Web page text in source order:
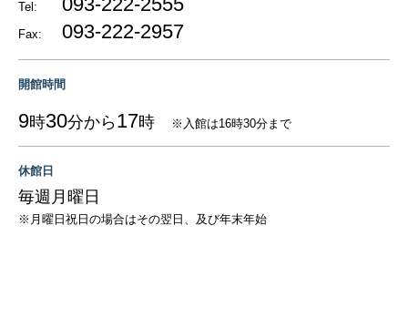
Tel:
Fax: 093-222-2957
開館時間
9時30分から17時 ※入館は16時30分まで
休館日
毎週月曜日
※月曜日祝日の場合はその翌日、及び年末年始